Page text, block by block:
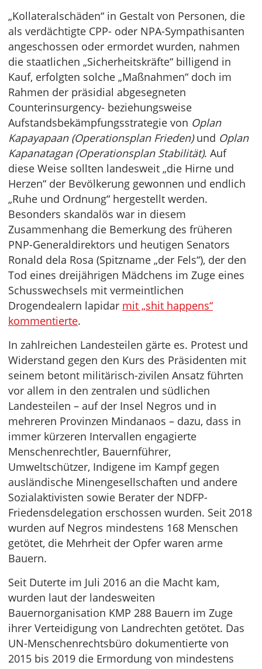
„Kollateralschäden“ in Gestalt von Personen, die
als verdächtigte CPP- oder NPA-Sympathisanten
angeschossen oder ermordet wurden, nahmen
die staatlichen „Sicherheitskräfte“ billigend in
Kauf, erfolgten solche „Maßnahmen“ doch im
Rahmen der präsidial abgesegneten
Counterinsurgency- beziehungsweise
Aufstandsbekämpfungsstrategie von Oplan
Kapayapaan (Operationsplan Frieden)und Oplan
Kapanatagan (Operationsplan Stabilität). Auf
diese Weise sollten landesweit „die Hirne und
Herzen“ der Bevölkerung gewonnen und endlich
„Ruhe und Ordnung“ hergestellt werden.
Besonders skandalös war in diesem
Zusammenhang die Bemerkung des früheren
PNP-Generaldirektors und heutigen Senators
Ronald dela Rosa (Spitzname „der Fels“), der den
Tod eines dreijährigen Mädchens im Zuge eines
Schusswechsels mit vermeintlichen
Drogendealern lapidar mit „shit happens“
kommentierte.
In zahlreichen Landesteilen gärte es. Protest und
Widerstand gegen den Kurs des Präsidenten mit
seinem betont militärisch-zivilen Ansatz führten
vor allem in den zentralen und südlichen
Landesteilen – auf der Insel Negros und in
mehreren Provinzen Mindanaos – dazu, dass in
immer kürzeren Intervallen engagierte
Menschenrechtler, Bauernführer,
Umweltschützer, Indigene im Kampf gegen
ausländische Minengesellschaften und andere
Sozialaktivisten sowie Berater der NDFP-
Friedensdelegation erschossen wurden. Seit 2018
wurden auf Negros mindestens 168 Menschen
getötet, die Mehrheit der Opfer waren arme
Bauern.
Seit Duterte im Juli 2016 an die Macht kam,
wurden laut der landesweiten
Bauernorganisation KMP 288 Bauern im Zuge
ihrer Verteidigung von Landrechten getötet. Das
UN-Menschenrechtsbüro dokumentierte von
2015 bis 2019 die Ermordung von mindestens